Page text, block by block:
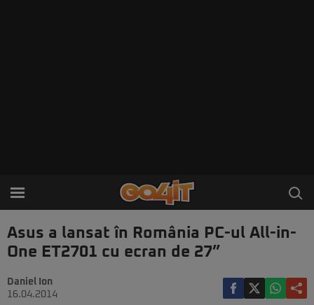
Asus a lansat în România PC-ul All-in-
One ET2701 cu ecran de 27”
Daniel Ion
16.04.2014